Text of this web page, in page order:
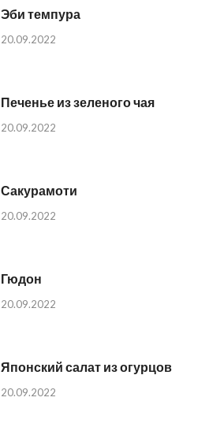
Эби темпура
20.09.2022
Печенье из зеленого чая
20.09.2022
Сакурамоти
20.09.2022
Гюдон
20.09.2022
Японский салат из огурцов
20.09.2022